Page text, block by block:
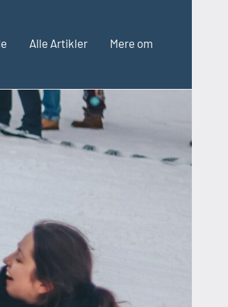
Alle Artikler Mere om